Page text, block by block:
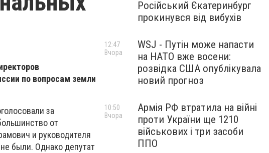
по вопросам земли
за
от
и руководителя
были. Однако депутат
Російський Єкатеринбург
прокинувся від вибухів
WSJ - Путін може напасти
на НАТО вже восени:
розвідка США опублікувала
новий прогноз
12:47
Вчора
Армія РФ втратила на війні
проти України ще 1210
військових і три засоби
ППО
10:50
Вчора